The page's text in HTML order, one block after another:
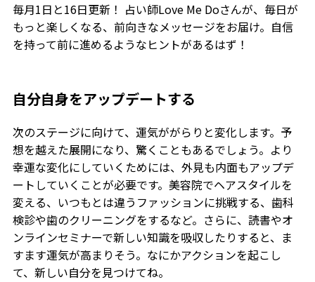
毎月1日と16日更新！ 占い師Love Me Doさんが、毎日が
もっと楽しくなる、前向きなメッセージをお届け。自信
を持って前に進めるようなヒントがあるはず！
自分自身をアップデートする
次のステージに向けて、運気ががらりと変化します。予
想を越えた展開になり、驚くこともあるでしょう。より
幸運な変化にしていくためには、外見も内面もアップデ
ートしていくことが必要です。美容院でヘアスタイルを
変える、いつもとは違うファッションに挑戦する、歯科
検診や歯のクリーニングをするなど。さらに、読書やオ
ンラインセミナーで新しい知識を吸収したりすると、ま
すます運気が高まりそう。なにかアクションを起こし
て、新しい自分を見つけてね。